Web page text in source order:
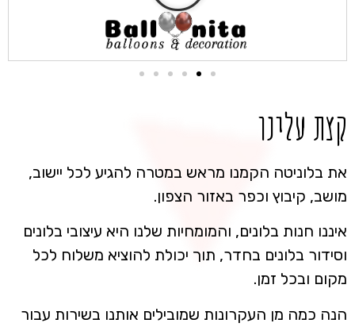
קצת עלינו
את בלוניטה הקמנו מראש במטרה להגיע לכל יישוב,
מושב, קיבוץ וכפר באזור הצפון.
איננו חנות בלונים, והמומחיות שלנו היא עיצובי בלונים
וסידור בלונים בחדר, תוך יכולת להוציא משלוח לכל
מקום ובכל זמן.
הנה כמה מן העקרונות שמובילים אותנו בשירות עבור